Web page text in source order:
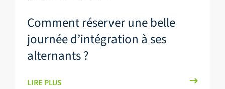
Comment réserver une belle
journée d’intégration à ses
alternants ?
LIRE PLUS